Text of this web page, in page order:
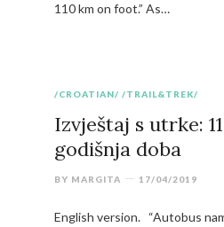
110 km on foot.” As…
/CROATIAN/ /TRAIL&TREK/
Izvještaj s utrke:
godišnja doba
BY MARGITA 17/04/2019
English version. “Autobus